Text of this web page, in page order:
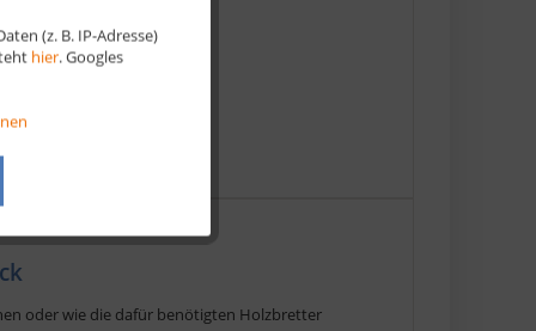
oder wie die dafür benötigten Holzbretter
Aktiv
(z. B. IP-Adresse)
hier. Googles